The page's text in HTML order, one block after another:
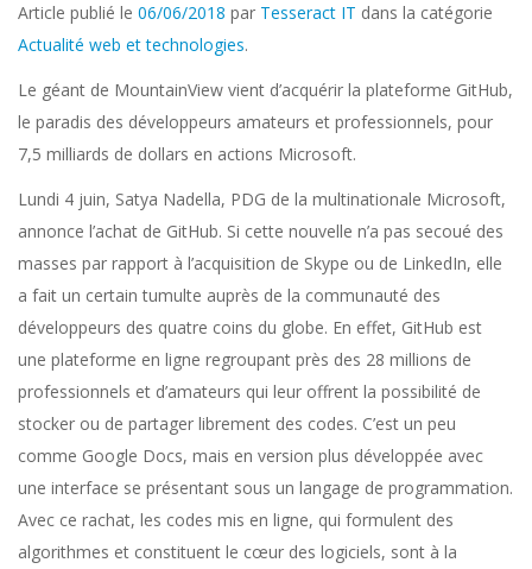
Article publié le 06/06/2018 par Tesseract IT dans la catégorie
Actualité web et technologies.
Le géant de MountainView vient d’acquérir la plateforme GitHub,
le paradis des développeurs amateurs et professionnels, pour
7,5 milliards de dollars en actions Microsoft.
Lundi 4 juin, Satya Nadella, PDG de la multinationale Microsoft,
annonce l’achat de GitHub. Si cette nouvelle n’a pas secoué des
masses par rapport à l’acquisition de Skype ou de LinkedIn, elle
a fait un certain tumulte auprès de la communauté des
développeurs des quatre coins du globe. En effet, GitHub est
une plateforme en ligne regroupant près des 28 millions de
professionnels et d’amateurs qui leur offrent la possibilité de
stocker ou de partager librement des codes. C’est un peu
comme Google Docs, mais en version plus développée avec
une interface se présentant sous un langage de programmation.
Avec ce rachat, les codes mis en ligne, qui formulent des
algorithmes et constituent le cœur des logiciels, sont à la